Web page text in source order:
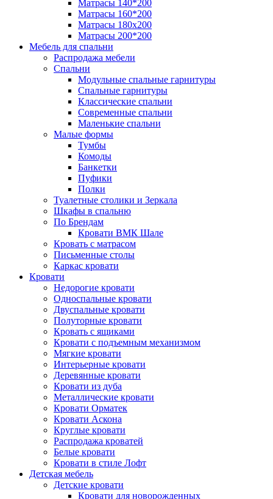
Матрасы 140*200
Матрасы 160*200
Матрасы 180x200
Матрасы 200*200
Мебель для спальни
Распродажа мебели
Спальни
Модульные спальные гарнитуры
Спальные гарнитуры
Классические спальни
Современные спальни
Маленькие спальни
Малые формы
Тумбы
Комоды
Банкетки
Пуфики
Полки
Туалетные столики и Зеркала
Шкафы в спальню
По Брендам
Кровати ВМК Шале
Кровать с матрасом
Письменные столы
Каркас кровати
Кровати
Недорогие кровати
Односпальные кровати
Двуспальные кровати
Полуторные кровати
Кровать с ящиками
Кровати с подъемным механизмом
Мягкие кровати
Интерьерные кровати
Деревянные кровати
Кровати из дуба
Металлические кровати
Кровати Орматек
Кровати Аскона
Круглые кровати
Распродажа кроватей
Белые кровати
Кровати в стиле Лофт
Детская мебель
Детские кровати
Кровати для новорожденных